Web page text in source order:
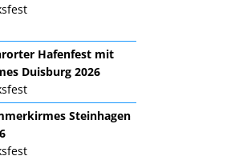
Hafenfest mit
Duisburg 2026
Steinhagen